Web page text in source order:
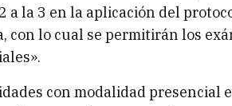
a la 3 en la aplicación del
con lo cual se permitirán los
con modalidad presencial